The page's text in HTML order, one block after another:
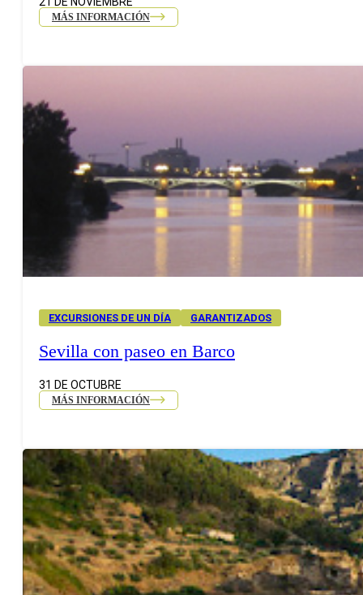
MÁS INFORMACIÓN
EXCURSIONES DE UN DÍA GARANTIZADOS
Sevilla con paseo en Barco
31 DE OCTUBRE
MÁS INFORMACIÓN